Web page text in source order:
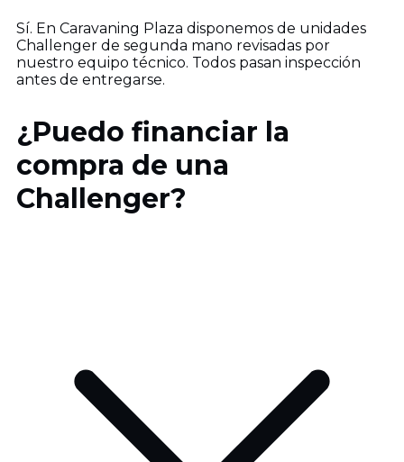
Sí. En Caravaning Plaza disponemos de unidades
Challenger de segunda mano revisadas por
nuestro equipo técnico. Todos pasan inspección
antes de entregarse.
¿Puedo financiar la
compra de una
Challenger?